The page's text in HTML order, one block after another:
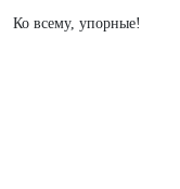
Ко всему, упорные!